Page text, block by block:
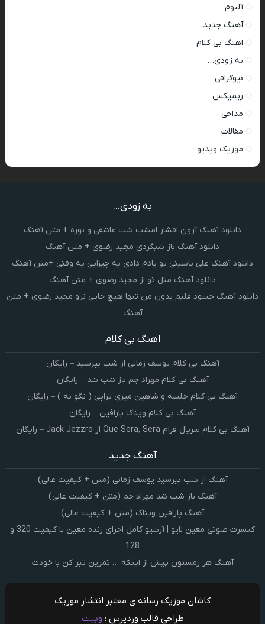
آلبوم
آهنگ جدید
اهنگ بی کلام
به زودی…
بیوگرافی
ریمیکس
مداحی
مقالات
موزیک ویدیو
به زودی...
دانلود آهنگ آرون افشار امشب شب عاشقی و نوره + متن آهنگ
دانلود آهنگ باز شبگردی مجید رضوی + متن آهنگ
دانلود آهنگ علی یاسینی تو یادم دادی یه چیزایی یه وقتی +متن آهنگ
دانلود آهنگ مثل تو از مجید رضوی + متن آهنگ
دانلود آهنگ حسود قلبم بدون من تنها هیچ جایی نرو مجید رضوی + متن
آهنگ
اهنگ بی کلام
آهنگ بی کلام یوسف زمانی از شب بپرسید – رایگان
آهنگ بی کلام مهراد جم باز شب شد – رایگان
آهنگ بی کلام خلسه و شاهین میری تراپی ( نگو نه ) – رایگان
آهنگ بی کلام ویناک پارافین – رایگان
آهنگ بی کلام سریال فرام Que Sera, Sera از Jack Jezzro – رایگان
آهنگ جدید
آهنگ از شب بپرسید یوسف زمانی (متن + کیفیت عالی)
آهنگ باز شب شد مهراد جم (متن + کیفیت عالی)
آهنگ پارافین ویناک (متن + کیفیت عالی)
کنسرت صوتی معین لایو | آرشیو کامل اجرای زنده معین با کیفیت 320 و
128
آهنگ هر زمستون پیش از اینکه … تمرین تبر کن با خودت
کاشان موزیک رسانه ی معتبر انتشار موزیک
طراحی قالب وردپرس : وبیت